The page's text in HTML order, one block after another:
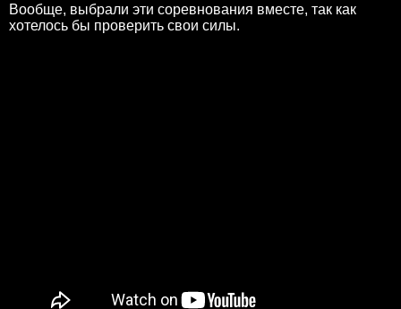
Вообще, выбрали эти соревнования вместе, так как
хотелось бы проверить свои силы.